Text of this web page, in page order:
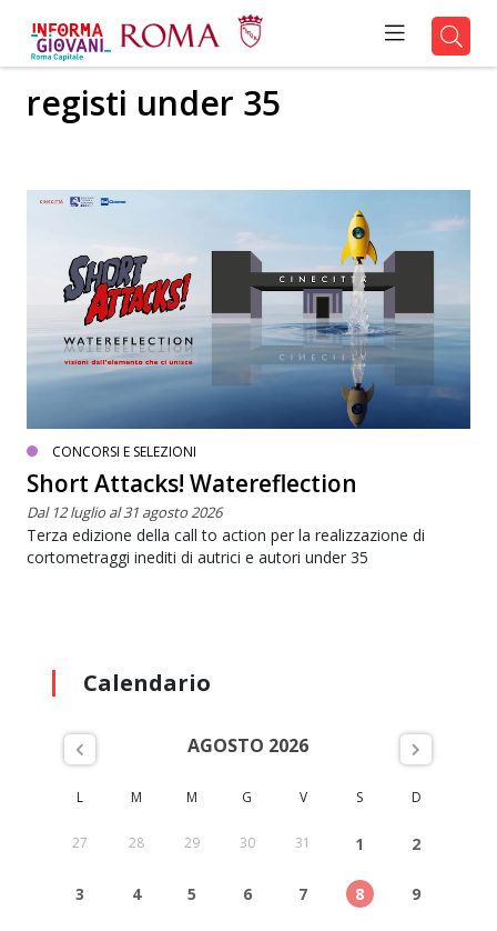
registi under 35
CONCORSI E SELEZIONI
Short Attacks! Watereflection
Dal 12 luglio al 31 agosto 2026
Terza edizione della call to action per la realizzazione di
cortometraggi inediti di autrici e autori under 35
Calendario
AGOSTO 2026
L M M G V S D
27 28 29 30 31 1 2
3 4 5 6 7 8 9